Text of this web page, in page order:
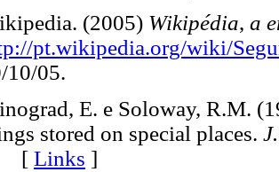
(2005) Wikipédia, a
pt.wikipedia.org/wiki/
10/05.
E. e Soloway, R.M.
stored on special places.
Links ]